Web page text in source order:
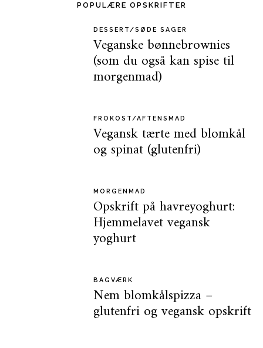
POPULÆRE OPSKRIFTER
DESSERT/SØDE SAGER
Veganske bønnebrownies
(som du også kan spise til
morgenmad)
FROKOST/AFTENSMAD
Vegansk tærte med blomkål
og spinat (glutenfri)
MORGENMAD
Opskrift på havreyoghurt:
Hjemmelavet vegansk
yoghurt
BAGVÆRK
Nem blomkålspizza –
glutenfri og vegansk opskrift